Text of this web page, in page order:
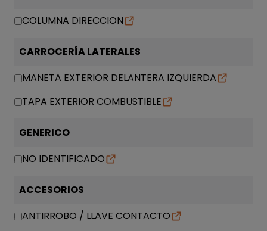
COLUMNA DIRECCION
CARROCERÍA LATERALES
MANETA EXTERIOR DELANTERA IZQUIERDA
TAPA EXTERIOR COMBUSTIBLE
GENERICO
NO IDENTIFICADO
ACCESORIOS
ANTIRROBO / LLAVE CONTACTO